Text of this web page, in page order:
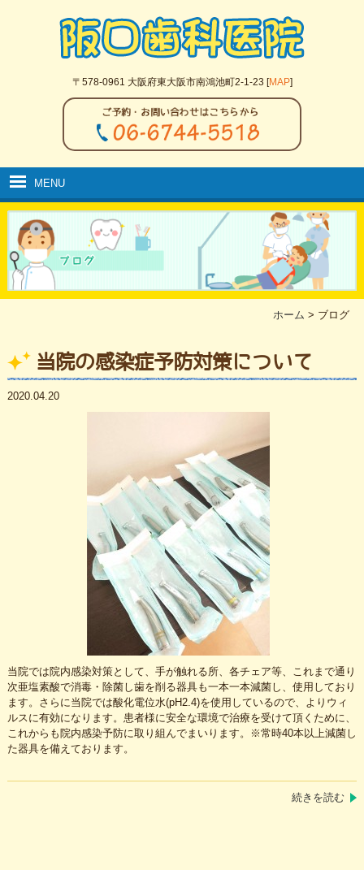
〒578-0961 大阪府東大阪市南鴻池町2-1-23 [MAP]
MENU
ホーム
初めての方へ
クリニック案内
スタッフ紹介
ホーム > ブログ
当院の感染症予防対策について
2020.04.20
当院では院内感染対策として、手が触れる所、各チェア等、これまで通り
次亜塩素酸で消毒・除菌し歯を削る器具も一本一本減菌し、使用しており
ます。さらに当院では酸化電位水(pH2.4)を使用しているので、よりウィ
ルスに有効になります。患者様に安全な環境で治療を受けて頂くために、
これからも院内感染予防に取り組んでまいります。※常時40本以上減菌し
た器具を備えております。
続きを読む